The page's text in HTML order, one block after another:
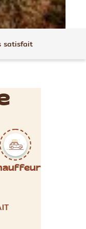
satisfait